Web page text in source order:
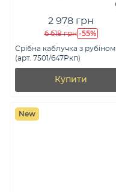
2 978 грн
6 618 грн -55%
Срібна каблучка з рубіном
(арт. 7501/647Ркп)
Купити
New